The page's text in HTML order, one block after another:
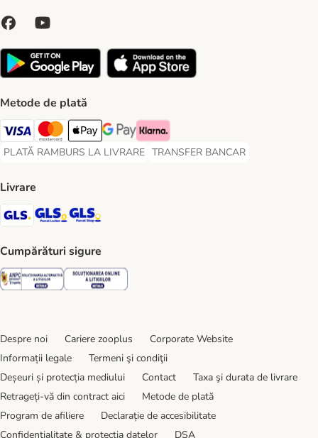
Metode de plată
Visa Payment Method
Master Card Payment Method
Apple Pay Payment Method
Google Pay Payment Method
Klarna Payment Method
PLATĂ RAMBURS LA LIVRARE
PLATĂ RAMBURS LA LIVRARE Payment Method
TRANSFER BANCAR
TRANSFER BANCAR Payment
Livrare
GLS Shipping Method
GLS Locker Shipping Method
Cumpărături sigure
Security Security
Despre noi Cariere zooplus
Corporate Website
Informații legale
Termeni şi condiţii
Deșeuri și protecția mediului
Contact
Taxa şi durata de livrare
Retrageți-vă din contract aici
Metode de plată
Program de afiliere
Declarație de accesibilitate
Confidenţialitate & protecția datelor
DSA